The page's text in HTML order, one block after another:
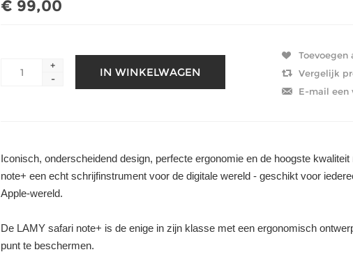
€ 99,00
+
-
Iconisch, onderscheidend design, perfecte ergonomie en de hoogste
note+ een echt schrijfinstrument voor de digitale wereld - geschikt voor
Apple-wereld.
De LAMY safari note+ is de enige in zijn klasse met een ergonomisch
punt te beschermen.